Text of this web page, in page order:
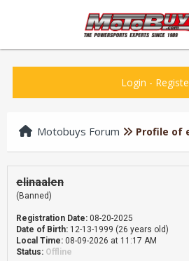
Login -
Motobuys Forum Profile of
elinaalen
(Banned)
Registration Date: 08-20-2025
Date of Birth: 12-13-1999 (26 years old)
Local Time: 08-09-2026 at 11:17 AM
Status: Offline